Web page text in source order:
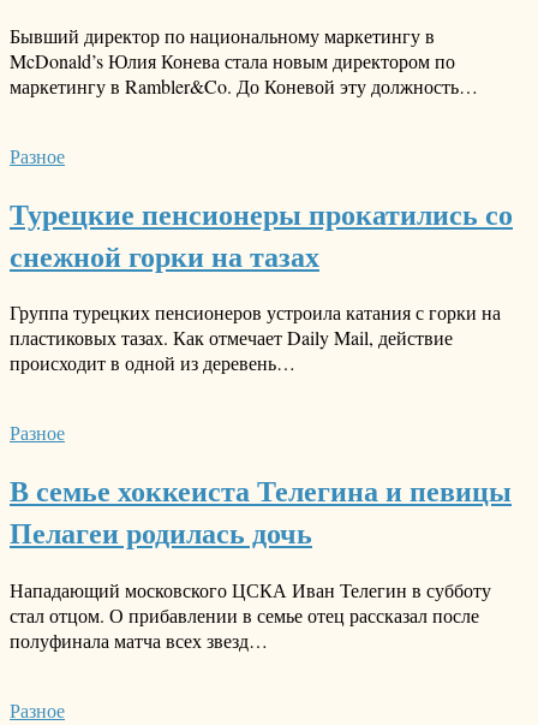
Бывший директор по национальному маркетингу в
McDonald’s Юлия Конева стала новым директором по
маркетингу в Rambler&Co. До Коневой эту должность…
Разное
Турецкие пенсионеры прокатились со
снежной горки на тазах
Группа турецких пенсионеров устроила катания с горки на
пластиковых тазах. Как отмечает Daily Mail, действие
происходит в одной из деревень…
Разное
В семье хоккеиста Телегина и певицы
Пелагеи родилась дочь
Нападающий московского ЦСКА Иван Телегин в субботу
стал отцом. О прибавлении в семье отец рассказал после
полуфинала матча всех звезд…
Разное